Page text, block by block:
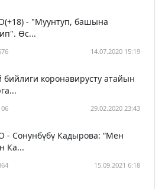
- "Муунтуп, башына
Өс...
14.07.2020 15:19
бийлиги коронавирусту атайын
29.02.2020 23:43
- Сонунбүбү Кадырова: “Мен
Ка...
15.09.2021 6:18